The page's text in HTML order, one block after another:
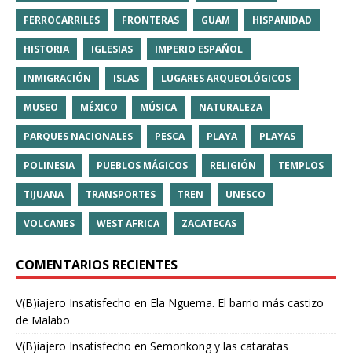
FERROCARRILES FRONTERAS GUAM HISPANIDAD
HISTORIA IGLESIAS IMPERIO ESPAÑOL
INMIGRACIÓN ISLAS LUGARES ARQUEOLÓGICOS
MUSEO MÉXICO MÚSICA NATURALEZA
PARQUES NACIONALES PESCA PLAYA PLAYAS
POLINESIA PUEBLOS MÁGICOS RELIGIÓN TEMPLOS
TIJUANA TRANSPORTES TREN UNESCO
VOLCANES WEST AFRICA ZACATECAS
COMENTARIOS RECIENTES
V(B)iajero Insatisfecho en Ela Nguema. El barrio más castizo
de Malabo
V(B)iajero Insatisfecho en Semonkong y las cataratas